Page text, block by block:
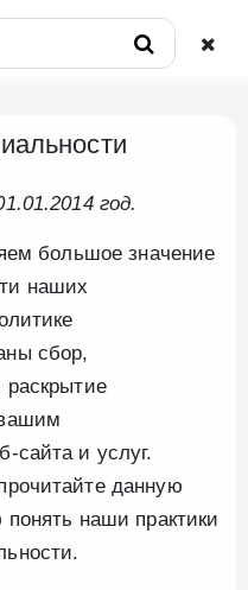
год.
большое значение
наших
сбор,
раскрытие
сайта и услуг.
данную
наши практики